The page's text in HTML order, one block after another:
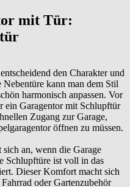
mit Tür:
den Charakter und
Nebentüre kann man dem Stil
harmonisch anpassen. Vor
ein Garagentor mit Schlupftür
Zugang zur Garage,
öffnen zu müssen.
an, wenn die Garage
Schlupftüre ist voll in das
Dieser Komfort macht sich
oder Gartenzubehör